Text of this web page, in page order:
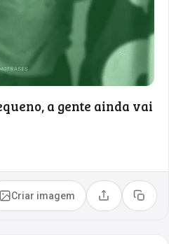
a gente ainda vai
Criar imagem Compartilhar
Copiar